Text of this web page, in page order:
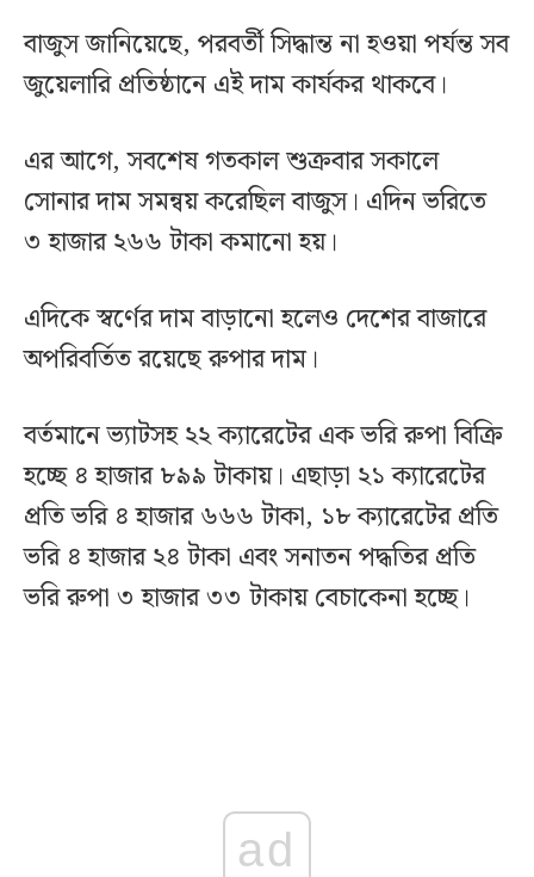
বাজুস জানিয়েছে, পরবর্তী সিদ্ধান্ত না হওয়া পর্যন্ত সব
জুয়েলারি প্রতিষ্ঠানে এই দাম কার্যকর থাকবে।
এর আগে, সবশেষ গতকাল শুক্রবার সকালে
সোনার দাম সমন্বয় করেছিল বাজুস। এদিন ভরিতে
৩ হাজার ২৬৬ টাকা কমানো হয়।
এদিকে স্বর্ণের দাম বাড়ানো হলেও দেশের বাজারে
অপরিবর্তিত রয়েছে রুপার দাম।
বর্তমানে ভ্যাটসহ ২২ ক্যারেটের এক ভরি রুপা বিক্রি
হচ্ছে ৪ হাজার ৮৯৯ টাকায়। এছাড়া ২১ ক্যারেটের
প্রতি ভরি ৪ হাজার ৬৬৬ টাকা, ১৮ ক্যারেটের প্রতি
ভরি ৪ হাজার ২৪ টাকা এবং সনাতন পদ্ধতির প্রতি
ভরি রুপা ৩ হাজার ৩৩ টাকায় বেচাকেনা হচ্ছে।
ad